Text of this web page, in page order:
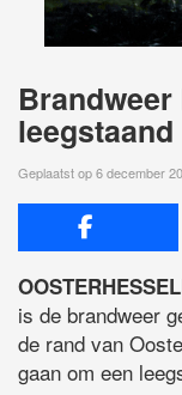
Geplaatst op 6 december
is de brandweer
de rand van
gaan om een